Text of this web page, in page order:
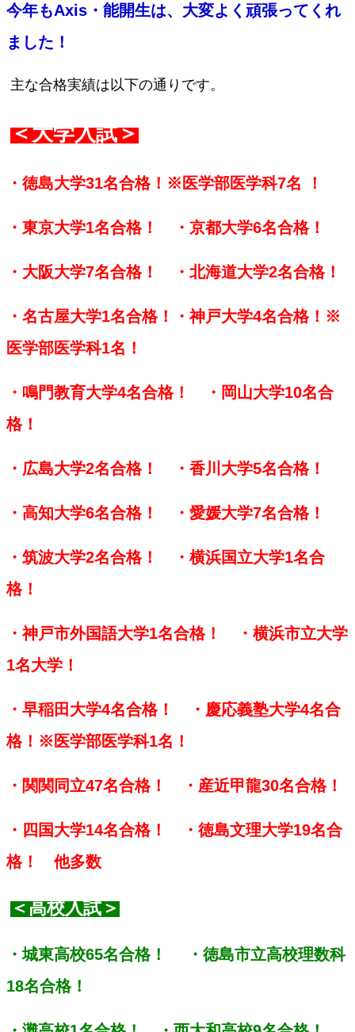
今年もAxis・能開生は、大変よく頑張ってくれ
ました！
主な合格実績は以下の通りです。
＜大学入試＞
・徳島大学31名合格！※医学部医学科7名 ！
・東京大学1名合格！　・京都大学6名合格！
・大阪大学7名合格！　・北海道大学2名合格！
・名古屋大学1名合格！・神戸大学4名合格！※
医学部医学科1名！
・鳴門教育大学4名合格！　・岡山大学10名合
格！
・広島大学2名合格！　・香川大学5名合格！
・高知大学6名合格！　・愛媛大学7名合格！
・筑波大学2名合格！　・横浜国立大学1名合
格！
・神戸市外国語大学1名合格！　・横浜市立大学
1名大学！
・早稲田大学4名合格！　・慶応義塾大学4名合
格！※医学部医学科1名！
・関関同立47名合格！　・産近甲龍30名合格！
・四国大学14名合格！　・徳島文理大学19名合
格！　他多数
＜高校入試＞
・城東高校65名合格！　 ・徳島市立高校理数科
18名合格！